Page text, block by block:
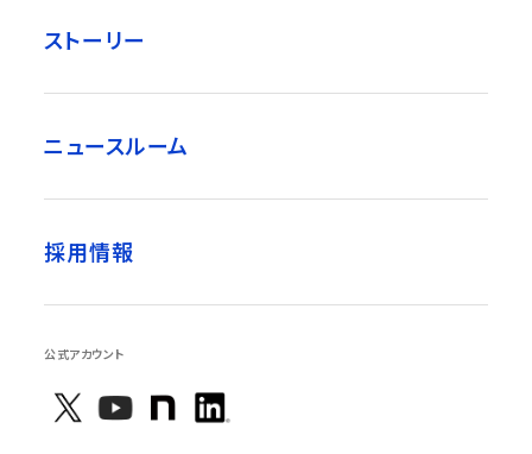
ストーリー
ニュースルーム
採用情報
公式アカウント